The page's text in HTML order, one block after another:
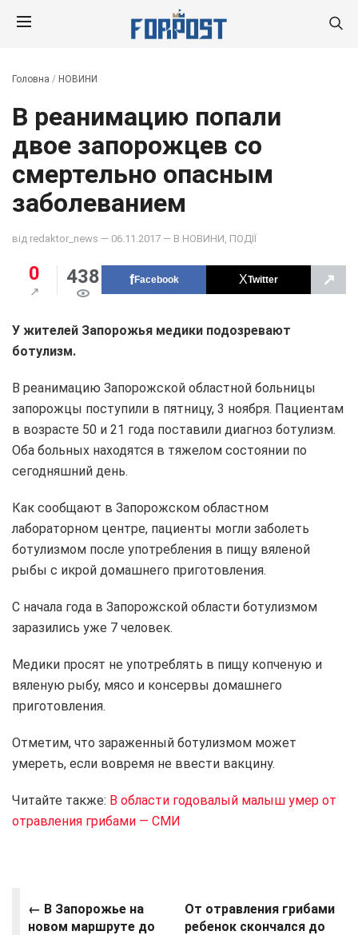
Головна / НОВИНИ
В реанимацию попали
двое запорожцев со
смертельно опасным
заболеванием
від redaktor_news — 06.11.2017 — В НОВИНИ ПОДІЇ
0 438 Facebook Twitter ↗
У жителей Запорожья медики подозревают
ботулизм.
В реанимацию Запорожской областной больницы
запорожцы поступили в пятницу, 3 ноября. Пациентам
в возрасте 50 и 21 года поставили диагноз ботулизм.
Оба больных находятся в тяжелом состоянии по
сегодняшний день.
Как сообщают в Запорожском областном
лабораторном центре, пациенты могли заболеть
ботулизмом после употребления в пищу вяленой
рыбы с икрой домашнего приготовления.
С начала года в Запорожской области ботулизмом
заразились уже 7 человек.
Медики просят не употреблять в пищу копченую и
вяленую рыбу, мясо и консервы домашнего
приготовления.
Отметим, что зараженный ботулизмом может
умереть, если вовремя не ввести вакцину.
Читайте также: В области годовалый малыш умер от
отравления грибами — СМИ
← В Запорожье на
новом маршруте до
От отравления грибами
ребенок скончался до